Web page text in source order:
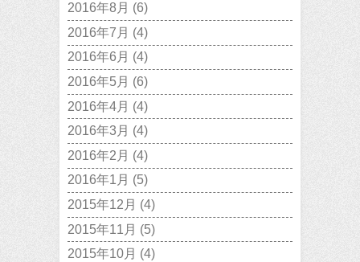
2016年8月 (6)
2016年7月 (4)
2016年6月 (4)
2016年5月 (6)
2016年4月 (4)
2016年3月 (4)
2016年2月 (4)
2016年1月 (5)
2015年12月 (4)
2015年11月 (5)
2015年10月 (4)